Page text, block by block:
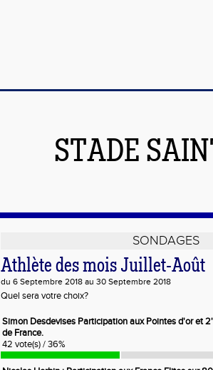
STADE
SONDAGES
Athlète des mois Juillet-Août
du 6 Septembre 2018 au 30 Septembre 2018
Quel sera votre choix?
Simon Desdevises Participation aux Pointes d'or et
de France.
42 vote(s) / 36%